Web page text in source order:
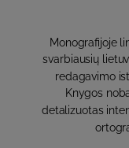
Monografijoje
svarbiausių
redagavimo
Knygos
detalizuotas